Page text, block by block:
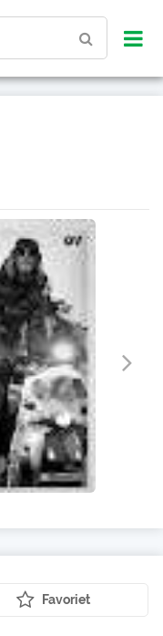
Favoriet